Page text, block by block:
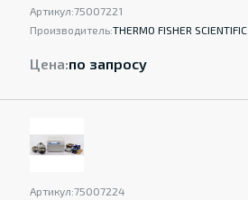
Артикул:75007221
Производитель:THERMO FISHER SCIENTIFIC
Цена:по запросу
Артикул:75007224